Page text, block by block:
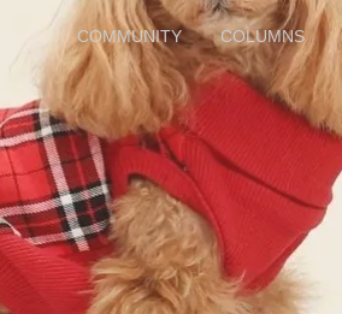
COMMUNITY COLUMNS